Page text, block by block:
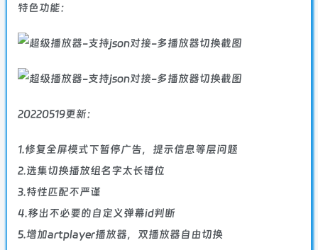
特色功能：
20220519更新：
1.修复全屏模式下暂停广告，提示信息等层问题
2.选集切换播放组名字太长错位
3.特性匹配不严谨
4.移出不必要的自定义弹幕id判断
5.增加artplayer播放器，双播放器自由切换